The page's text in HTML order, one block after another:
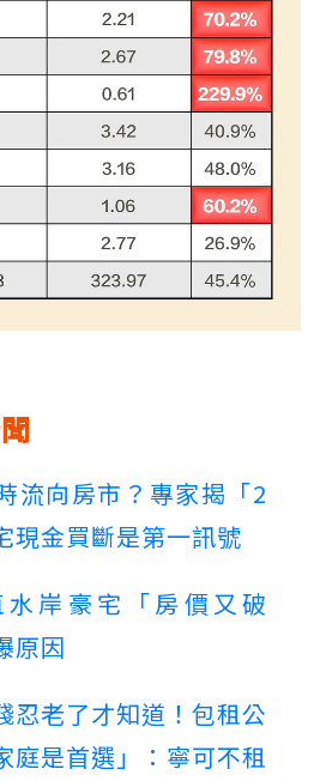
流向房市？專家揭「2
現金買斷是第一訊號
岸豪宅「房價又破
原因
忍老了才知道！包租公
庭是首選」：寧可不租